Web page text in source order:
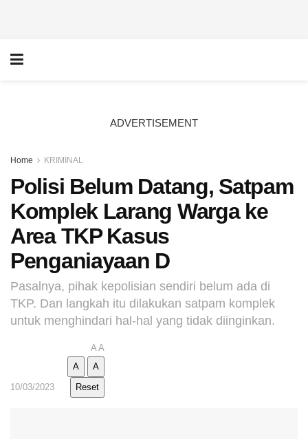
ADVERTISEMENT
Home KRIMINAL
Polisi Belum Datang, Satpam
Komplek Larang Warga ke
Area TKP Kasus
Penganiayaan D
Pasalnya, pihak kepolisian sendiri belum ada di
TKP. Dan langkah itu dilakukan satpam komplek
untuk menghindari hal-hal yang tidak diinginkan.
10/03/2023
A A
A
A
Reset